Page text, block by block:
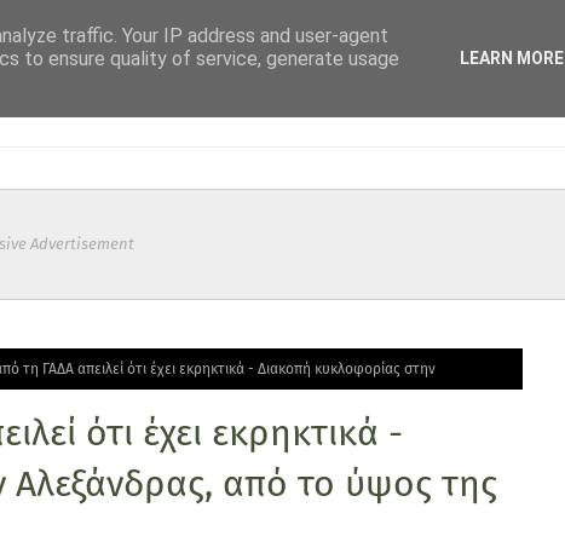
Advertisement
τη ΓΑΔΑ απειλεί ότι έχει εκρηκτικά - Διακοπή κυκλοφορίας στην
ότι έχει εκρηκτικά -
από το ύψος της
traffic. Your IP address and user-agent
to ensure quality of service, generate usage
LEARN MORE